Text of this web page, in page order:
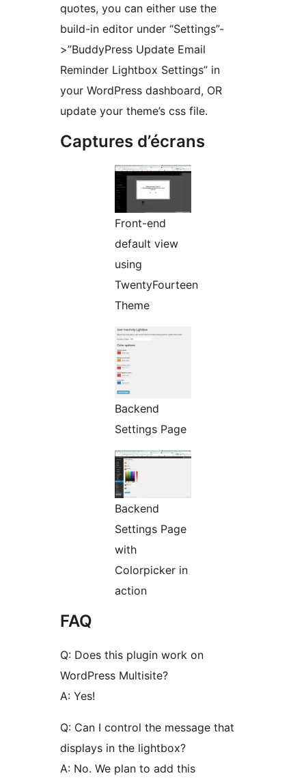
quotes, you can either use the
build-in editor under “Settings”-
>”BuddyPress Update Email
Reminder Lightbox Settings” in
your WordPress dashboard, OR
update your theme’s css file.
Captures d’écrans
Front-end
default view
using
TwentyFourteen
Theme
Backend
Settings Page
Backend
Settings Page
with
Colorpicker in
action
FAQ
Q: Does this plugin work on
WordPress Multisite?
A: Yes!
Q: Can I control the message that
displays in the lightbox?
A: No. We plan to add this